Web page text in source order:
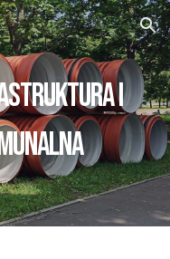
Skip to navigation
I